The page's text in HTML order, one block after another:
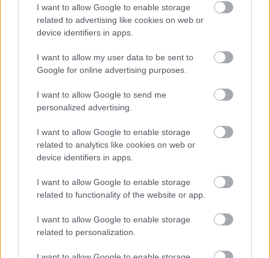
I want to allow Google to enable storage
related to advertising like cookies on web or
device identifiers in apps.
I want to allow my user data to be sent to
Google for online advertising purposes.
I want to allow Google to send me
personalized advertising.
I want to allow Google to enable storage
related to analytics like cookies on web or
device identifiers in apps.
I want to allow Google to enable storage
related to functionality of the website or app.
I want to allow Google to enable storage
related to personalization.
ΑΝΑΚΟΙΝΩΣΕΙΣ ΜΕΤΟΧΗΣ
2026-08-07 | 20:15:03
ΔΕΗ - Όμιλος ΔΕΗ: Νέα συμφωνία για χαρτοφυλάκιο έργων
ΑΠΕ άνω των 2 GW σε Πολωνία και Ουγγαρία
Δείτε το Δελτίο Τύπου
Δελτίο Τύπου